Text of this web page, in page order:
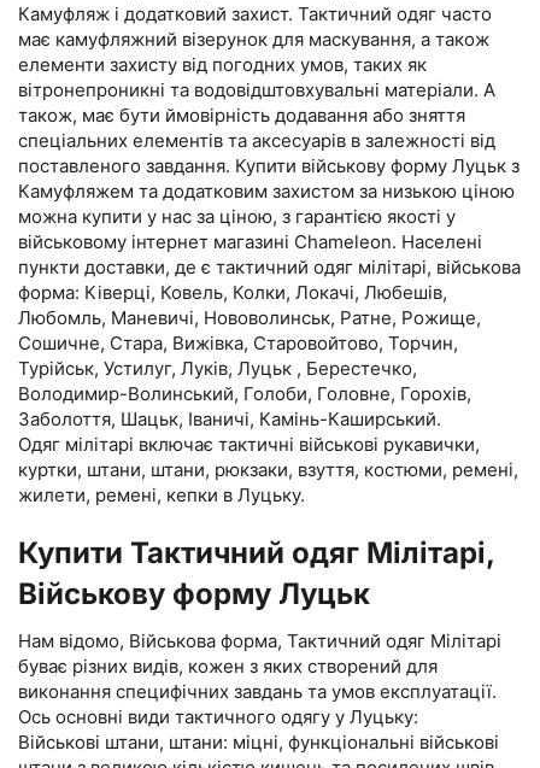
Камуфляж і додатковий захист. Тактичний одяг часто
має камуфляжний візерунок для маскування, а також
елементи захисту від погодних умов, таких як
вітронепроникні та водовідштовхувальні матеріали. А
також, має бути ймовірність додавання або зняття
спеціальних елементів та аксесуарів в залежності від
поставленого завдання. Купити військову форму Луцьк з
Камуфляжем та додатковим захистом за низькою ціною
можна купити у нас за ціною, з гарантією якості у
військовому інтернет магазині Chameleon. Населені
пункти доставки, де є тактичний одяг мілітарі, військова
форма: Ківерці, Ковель, Колки, Локачі, Любешів,
Любомль, Маневичі, Нововолинськ, Ратне, Рожище,
Сошичне, Стара, Вижівка, Старовойтово, Торчин,
Турійськ, Устилуг, Луків, Луцьк , Берестечко,
Володимир-Волинський, Голоби, Головне, Горохів,
Заболоття, Шацьк, Іваничі, Камінь-Каширський.
Одяг мілітарі включає тактичні військові рукавички,
куртки, штани, штани, рюкзаки, взуття, костюми, ремені,
жилети, ремені, кепки в Луцьку.
Купити Тактичний одяг Мілітарі,
Військову форму Луцьк
Нам відомо, Військова форма, Тактичний одяг Мілітарі
буває різних видів, кожен з яких створений для
виконання специфічних завдань та умов експлуатації.
Ось основні види тактичного одягу у Луцьку:
Військові штани, штани: міцні, функціональні військові